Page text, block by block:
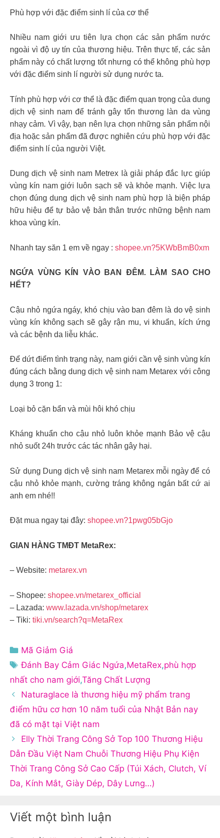
Phù hợp với đặc điểm sinh lí của cơ thể
Nhiều nam giới ưu tiên lựa chọn các sản phẩm nước
ngoài vì độ uy tín của thương hiệu. Trên thực tế, các sản
phẩm này có chất lượng tốt nhưng có thể không phù hợp
với đặc điểm sinh lí người sử dụng nước ta.
Tính phù hợp với cơ thể là đặc điểm quan trọng của dung
dịch vệ sinh nam để tránh gây tổn thương làn da vùng
nhạy cảm. Vì vậy, bạn nên lựa chọn những sản phẩm nội
địa hoặc sản phẩm đã được nghiên cứu phù hợp với đặc
điểm sinh lí của người Việt.
Dung dịch vệ sinh nam Metrex là giải pháp đắc lực giúp
vùng kín nam giới luôn sạch sẽ và khỏe mạnh. Việc lựa
chọn đúng dung dịch vệ sinh nam phù hợp là biện pháp
hữu hiệu để tự bảo vệ bản thân trước những bệnh nam
khoa vùng kín.
Nhanh tay săn 1 em về ngay : shopee.vn?5KWbBmB0xm
NGỨA VÙNG KÍN VÀO BAN ĐÊM. LÀM SAO CHO
HẾT?
Cậu nhỏ ngứa ngáy, khó chịu vào ban đêm là do vệ sinh
vùng kín không sạch sẽ gây rận mu, vi khuẩn, kích ứng
và các bệnh da liễu khác.
Để dứt điểm tình trạng này, nam giới cần vệ sinh vùng kín
đúng cách bằng dung dịch vệ sinh nam Metarex với công
dụng 3 trong 1:
Loại bỏ cặn bẩn và mùi hôi khó chịu
Kháng khuẩn cho cậu nhỏ luôn khỏe mạnh Bảo vệ cậu
nhỏ suốt 24h trước các tác nhân gây hại.
Sử dụng Dung dịch vệ sinh nam Metarex mỗi ngày để có
cậu nhỏ khỏe mạnh, cường tráng không ngán bất cứ ai
anh em nhé!!
Đặt mua ngay tại đây: shopee.vn?1pwg05bGjo
GIAN HÀNG TMĐT MetaRex:
– Website: metarex.vn
– Shopee: shopee.vn/metarex_official
– Lazada: www.lazada.vn/shop/metarex
– Tiki: tiki.vn/search?q=MetaRex
Danh
mục
Mã Giảm Giá
Thẻ
Đánh Bay Cảm Giác Ngứa,MetaRex,phù hợp
nhất cho nam giới,Tăng Chất Lượng
Naturaglace là thương hiệu mỹ phẩm trang
điểm hữu cơ hơn 10 năm tuổi của Nhật Bản nay
đã có mặt tại Việt nam
Elly Thời Trang Công Sở Top 100 Thương Hiệu
Dẫn Đầu Việt Nam Chuỗi Thương Hiệu Phụ Kiện
Thời Trang Công Sở Cao Cấp (Túi Xách, Clutch, Ví
Da, Kính Mắt, Giày Dép, Dây Lưng…)
Viết một bình luận